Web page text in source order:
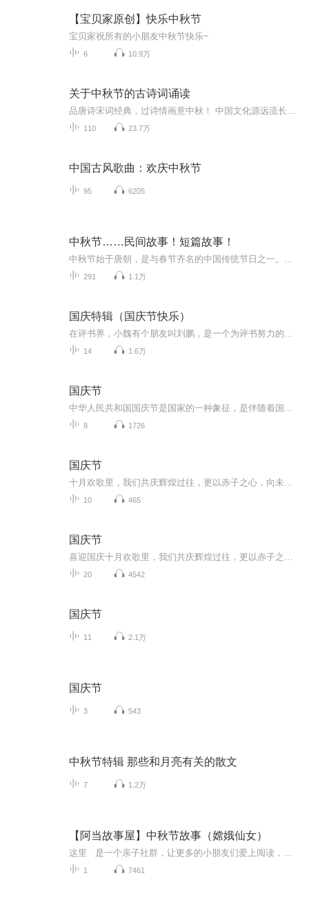
【宝贝家原创】快乐中秋节
宝贝家祝所有的小朋友中秋节快乐~
6 10.9万
关于中秋节的古诗词诵读
110 23.7万
中国古风歌曲：欢庆中秋节
95 6205
中秋节……民间故事！短篇故事！
291 1.1万
国庆特辑（国庆节快乐）
14 1.6万
国庆节
8 1726
国庆节
10 465
国庆节
20 4542
国庆节
11 2.1万
国庆节
3 543
中秋节特辑 那些和月亮有关的散文
7 1.2万
【阿当故事屋】中秋节故事（嫦娥仙女）
1 7461